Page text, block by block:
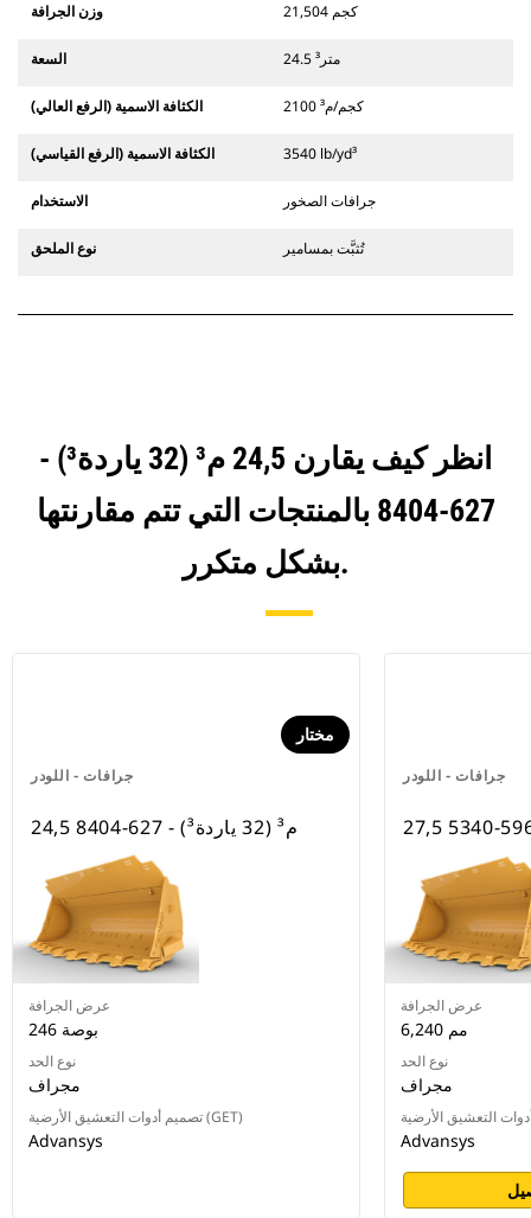
وزن الجرافة 21,504 كجم
السعة 24.5 متر³
الكثافة الاسمية (الرفع العالي) 2100 كجم/م³
الكثافة الاسمية (الرفع القياسي) 3540 lb/yd³
الاستخدام جرافات الصخور
نوع الملحق تُثبَّت بمسامير
انظر كيف يقارن 24,5 م³ (32 ياردة³) -
627-8404 بالمنتجات التي تتم مقارنتها
بشكل متكرر.
جرافات - اللودر
مختار
24,5 م³ (32 ياردة³) - 627-8404
عرض الجرافة
246 بوصة
نوع الحد
مجراف
تصميم أدوات التعشيق الأرضية (GET)
Advansys
جرافات - اللودر
عرض الجرافة
6,240 مم
نوع الحد
مجراف
Advansys